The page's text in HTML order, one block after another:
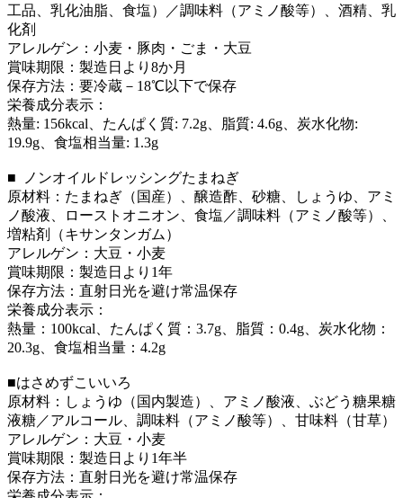
工品、乳化油脂、食塩）／調味料（アミノ酸等）、酒精、乳
化剤
アレルゲン：小麦・豚肉・ごま・大豆
賞味期限：製造日より8か月
保存方法：要冷蔵－18℃以下で保存
栄養成分表示：
熱量: 156kcal、たんぱく質: 7.2g、脂質: 4.6g、炭水化物:
19.9g、食塩相当量: 1.3g
■ ノンオイルドレッシングたまねぎ
原材料：たまねぎ（国産）、醸造酢、砂糖、しょうゆ、アミ
ノ酸液、ローストオニオン、食塩／調味料（アミノ酸等）、
増粘剤（キサンタンガム）
アレルゲン：大豆・小麦
賞味期限：製造日より1年
保存方法：直射日光を避け常温保存
栄養成分表示：
熱量：100kcal、たんぱく質：3.7g、脂質：0.4g、炭水化物：
20.3g、食塩相当量：4.2g
■はさめずこいいろ
原材料：しょうゆ（国内製造）、アミノ酸液、ぶどう糖果糖
液糖／アルコール、調味料（アミノ酸等）、甘味料（甘草）
アレルゲン：大豆・小麦
賞味期限：製造日より1年半
保存方法：直射日光を避け常温保存